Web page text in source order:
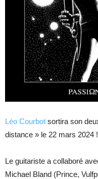
Léo Courbot sortira son
distance » le 22 mars 2024 !
Le guitariste a collaboré
Michael Bland (Prince,